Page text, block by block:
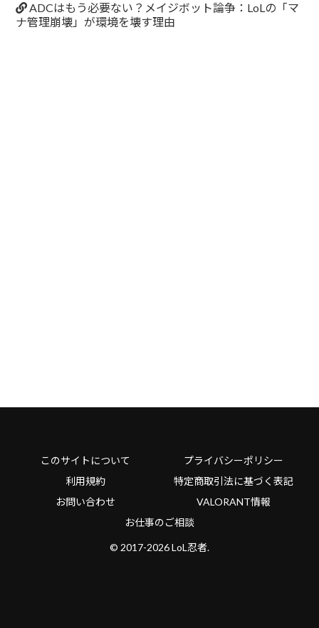
ADCはもう必要ない？メイジボット論争：LoLの「マ
ナ管理崩壊」が環境を壊す理由
このサイトについて
プライバシーポリシー
利用規約
特定商取引法に基づく表記
お問い合わせ
VALORANT情報
お仕事のご相談
© 2017-2026 LoL忍者.